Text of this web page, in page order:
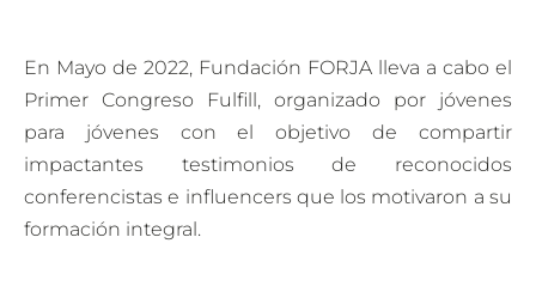
En Mayo de 2022, Fundación FORJA lleva a cabo el
Primer Congreso Fulfill, organizado por jóvenes
para jóvenes con el objetivo de compartir
impactantes testimonios de reconocidos
conferencistas e influencers que los motivaron a su
formación integral.